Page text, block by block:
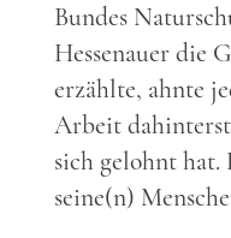
Bundes
Hessenauer die
erzählte, ahnte
Arbeit
sich gelohnt hat.
seine(n)